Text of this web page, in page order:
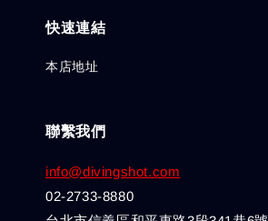
快速連結
本店地址
聯繫我們
info@divingshot.com
02-2733-8880